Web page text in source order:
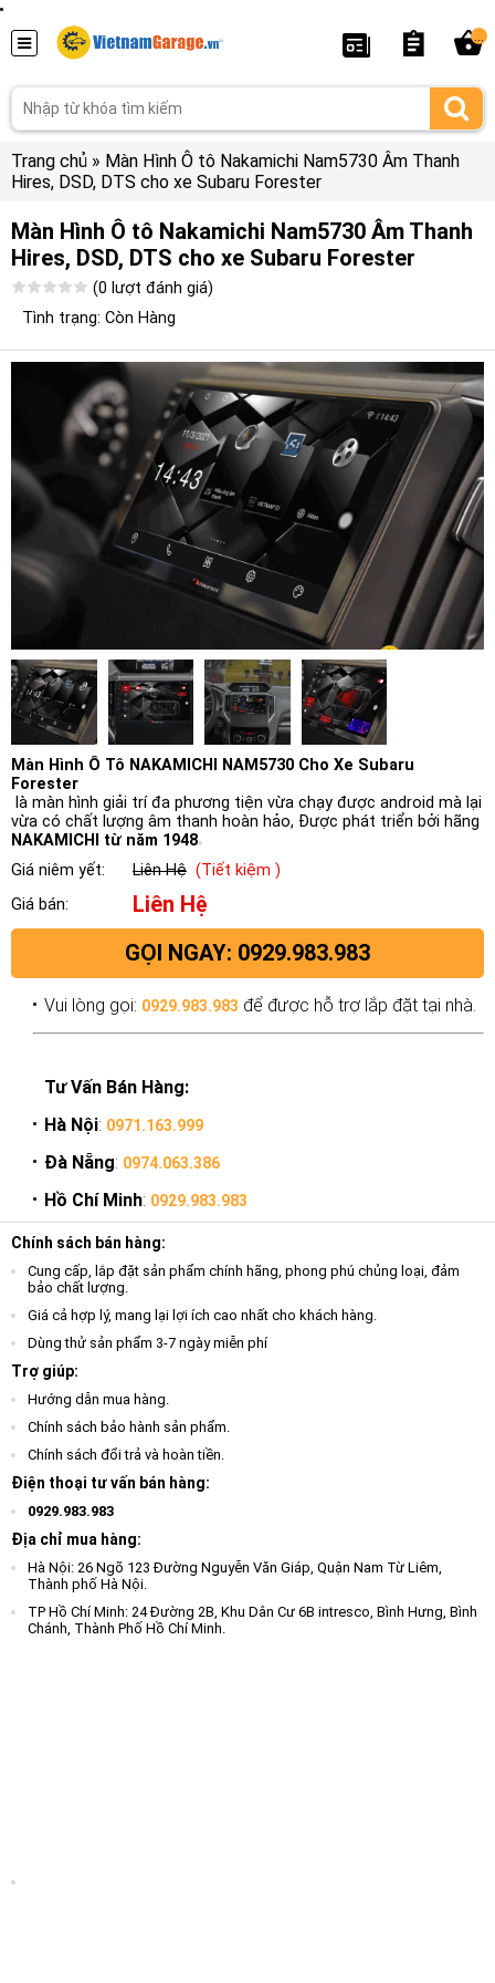
Trang chủ » Màn Hình Ô tô Nakamichi Nam5730 Âm Thanh
Hires, DSD, DTS cho xe Subaru Forester
Màn Hình Ô tô Nakamichi Nam5730 Âm Thanh
Hires, DSD, DTS cho xe Subaru Forester
(0 lượt đánh giá)
Tình trạng: Còn Hàng
Màn Hình Ô Tô NAKAMICHI NAM5730 Cho Xe Subaru
Forester
là màn hình giải trí đa phương tiện vừa chạy được android mà lại
vừa có chất lượng âm thanh hoàn hảo, Được phát triển bởi hãng
NAKAMICHI từ năm 1948
Giá niêm yết:
Liên Hệ (Tiết kiệm )
Giá bán:
Liên Hệ
GỌI NGAY: 0929.983.983
Vui lòng gọi: 0929.983.983 để được hỗ trợ lắp đặt tại nhà.
Tư Vấn Bán Hàng:
Hà Nội: 0971.163.999
Đà Nẵng: 0974.063.386
Hồ Chí Minh: 0929.983.983
Chính sách bán hàng:
Cung cấp, lắp đặt sản phẩm chính hãng, phong phú chủng loại, đảm
bảo chất lượng.
Giá cả hợp lý, mang lại lợi ích cao nhất cho khách hàng.
Dùng thử sản phẩm 3-7 ngày miễn phí
Trợ giúp:
Hướng dẫn mua hàng.
Chính sách bảo hành sản phẩm.
Chính sách đổi trả và hoàn tiền.
Điện thoại tư vấn bán hàng:
0929.983.983
Địa chỉ mua hàng:
Hà Nội: 26 Ngõ 123 Đường Nguyễn Văn Giáp, Quận Nam Từ Liêm,
Thành phố Hà Nội.
TP Hồ Chí Minh: 24 Đường 2B, Khu Dân Cư 6B intresco, Bình Hưng, Bình
Chánh, Thành Phố Hồ Chí Minh.